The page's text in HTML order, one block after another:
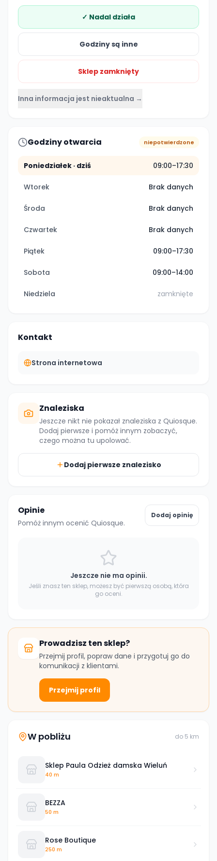
✓ Nadal działa
Godziny są inne
Sklep zamknięty
Inna informacja jest nieaktualna →
Godziny otwarcia niepotwierdzone
Poniedziałek · dziś 09:00–17:30
Wtorek Brak danych
Środa Brak danych
Czwartek Brak danych
Piątek 09:00–17:30
Sobota 09:00–14:00
Niedziela zamknięte
Kontakt
Strona internetowa
Znaleziska
Jeszcze nikt nie pokazał znaleziska z Quiosque.
Dodaj pierwsze i pomóż innym zobaczyć,
czego można tu upolować.
Dodaj pierwsze znalezisko
Opinie
Pomóż innym ocenić Quiosque.
Dodaj opinię
Jeszcze nie ma opinii.
Jeśli znasz ten sklep, możesz być pierwszą osobą, która
go oceni.
Prowadzisz ten sklep?
Przejmij profil, popraw dane i przygotuj go do
komunikacji z klientami.
Przejmij profil
W pobliżu do 5 km
Sklep Paula Odzież damska Wieluń
40 m
BEZZA
50 m
Rose Boutique
250 m